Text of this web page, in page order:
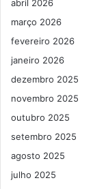
abril 2026
março 2026
fevereiro 2026
janeiro 2026
dezembro 2025
novembro 2025
outubro 2025
setembro 2025
agosto 2025
julho 2025